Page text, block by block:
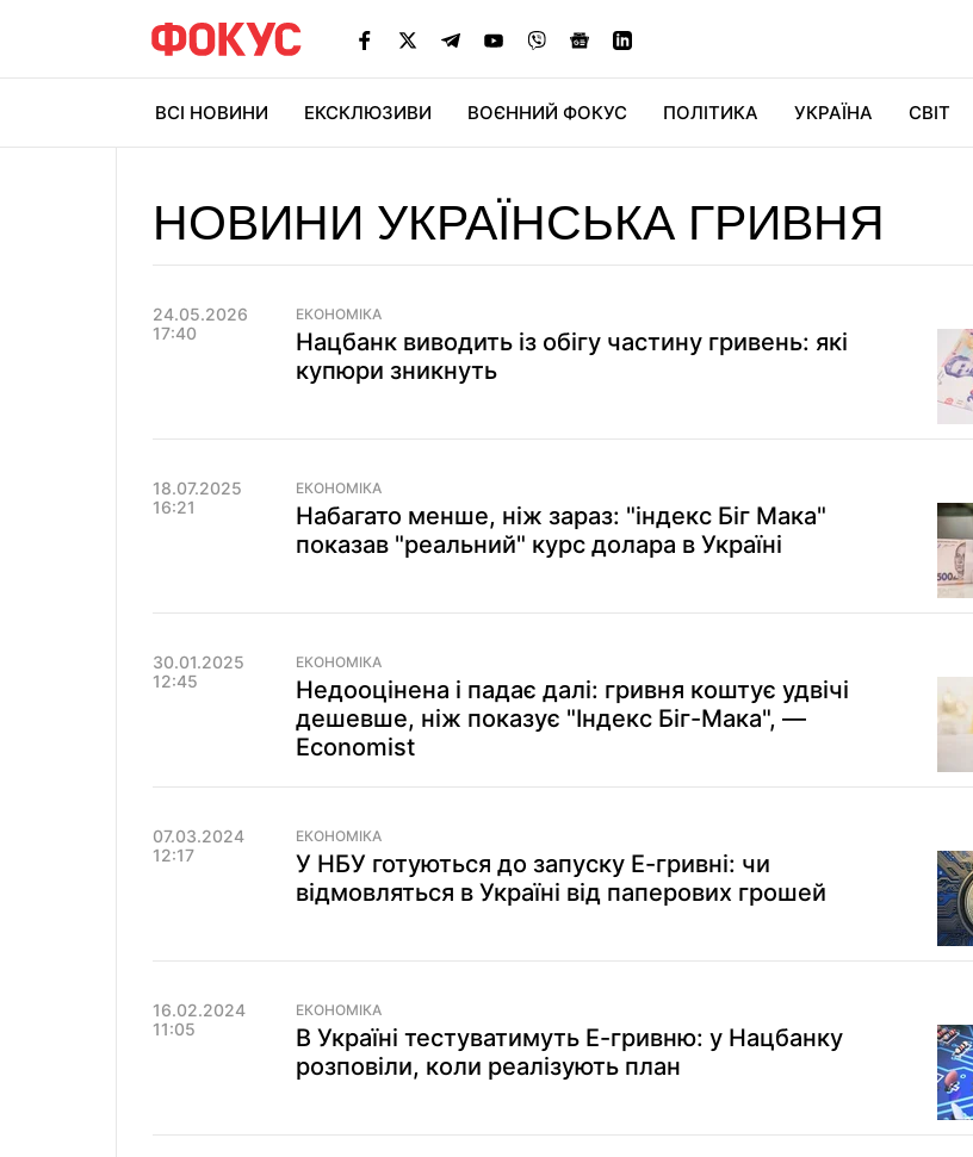
ВСІ НОВИНИ ЕКСКЛЮЗИВИ ВОЄННИЙ ФОКУС ПОЛІТИКА УКРАЇНА СВІТ
НОВИНИ УКРАЇНСЬКА ГРИВНЯ
24.05.2026
17:40
ЕКОНОМІКА
Нацбанк виводить із обігу частину гривень: які
купюри зникнуть
18.07.2025
16:21
ЕКОНОМІКА
Набагато менше, ніж зараз: "індекс Біг Мака"
показав "реальний" курс долара в Україні
30.01.2025
12:45
ЕКОНОМІКА
Недооцінена і падає далі: гривня коштує удвічі
дешевше, ніж показує "Індекс Біг-Мака", —
Economist
07.03.2024
12:17
ЕКОНОМІКА
У НБУ готуються до запуску Е-гривні: чи
відмовляться в Україні від паперових грошей
16.02.2024
11:05
ЕКОНОМІКА
В Україні тестуватимуть Е-гривню: у Нацбанку
розповіли, коли реалізують план